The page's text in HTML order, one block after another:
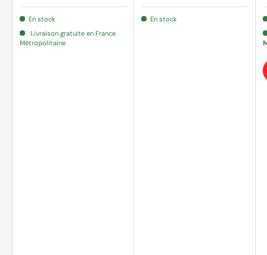
En stock
Livraison gratuite en France
Métropolitaine
En stock